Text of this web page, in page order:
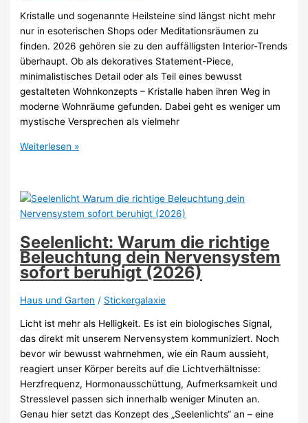
Kristalle und sogenannte Heilsteine sind längst nicht mehr
nur in esoterischen Shops oder Meditationsräumen zu
finden. 2026 gehören sie zu den auffälligsten Interior-Trends
überhaupt. Ob als dekoratives Statement-Piece,
minimalistisches Detail oder als Teil eines bewusst
gestalteten Wohnkonzepts – Kristalle haben ihren Weg in
moderne Wohnräume gefunden. Dabei geht es weniger um
mystische Versprechen als vielmehr
Heilsteine
Trend:
So
dekorierst
du
dein
Zuhause
mit
Kristallen
Weiterlesen »
Seelenlicht: Warum die richtige
Beleuchtung dein Nervensystem
sofort beruhigt (2026)
Haus und Garten / Stickergalaxie
Licht ist mehr als Helligkeit. Es ist ein biologisches Signal,
das direkt mit unserem Nervensystem kommuniziert. Noch
bevor wir bewusst wahrnehmen, wie ein Raum aussieht,
reagiert unser Körper bereits auf die Lichtverhältnisse:
Herzfrequenz, Hormonausschüttung, Aufmerksamkeit und
Stresslevel passen sich innerhalb weniger Minuten an.
Genau hier setzt das Konzept des „Seelenlichts“ an – eine